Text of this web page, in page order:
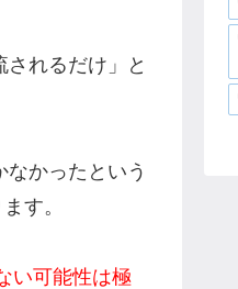
されるだけ」と
かったという
す。
い可能性は極